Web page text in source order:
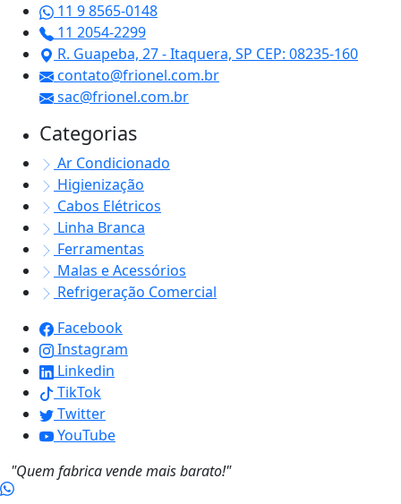
11 9 8565-0148
11 2054-2299
R. Guapeba, 27 - Itaquera, SP CEP: 08235-160
contato@frionel.com.br
sac@frionel.com.br
Categorias
Ar Condicionado
Higienização
Cabos Elétricos
Linha Branca
Ferramentas
Malas e Acessórios
Refrigeração Comercial
Facebook
Instagram
Linkedin
TikTok
Twitter
YouTube
"Quem fabrica vende mais barato!"